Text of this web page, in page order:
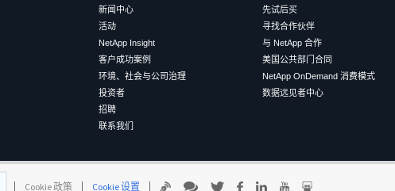
新闻中心
活动
NetApp Insight
客户成功案例
环境、社会与公司治理
投资者
招聘
联系我们
先试后买
寻找合作伙伴
与 NetApp 合作
美国公共部门合同
NetApp OnDemand 消费模式
数据远见者中心
Cookie 政策 Cookie 设置